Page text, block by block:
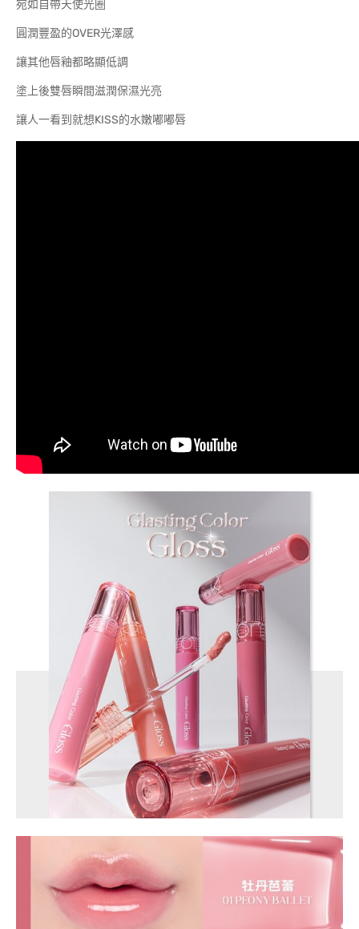
宛如自帶天使光圈
圓潤豐盈的OVER光澤感
讓其他唇釉都略顯低調
塗上後雙唇瞬間滋潤保濕光亮
讓人一看到就想KISS的水嫩嘟嘟唇